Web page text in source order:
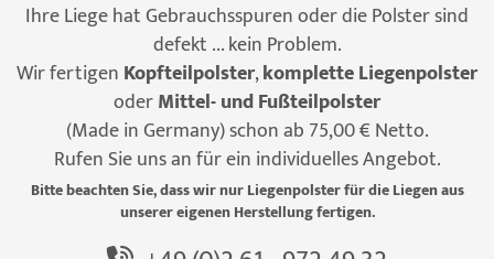
Ihre Liege hat Gebrauchsspuren oder die Polster sind
defekt ... kein Problem.
Wir fertigen Kopfteilpolster,komplette Liegenpolster
oderMittel- und Fußteilpolster
(Made in Germany) schon ab 75,00 € Netto.
Rufen Sie uns an für ein individuelles Angebot.
Bitte beachten Sie, dass wir nur Liegenpolster für die Liegen aus
unserer eigenen Herstellung fertigen.